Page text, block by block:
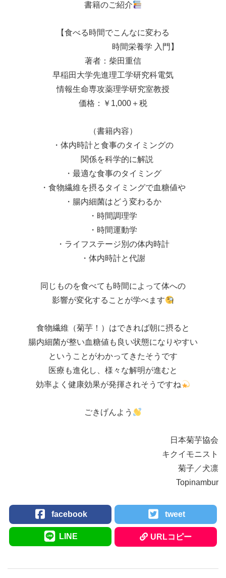
書籍のご紹介
【食べる時間でこんなに変わる
時間栄養学 入門】
著者：柴田重信
早稲田大学先進理工学研究科電気
情報生命専攻薬理学研究室教授
価格：￥1,000＋税
（書籍内容）
・体内時計と食事のタイミングの
関係を科学的に解説
・最適な食事のタイミング
・食物繊維を摂るタイミングで血糖値や
・腸内細菌はどう変わるか
・時間調理学
・時間運動学
・ライフステージ別の体内時計
・体内時計と代謝
同じものを食べても時間によって体への
影響が変化することが学べます
食物繊維（菊芋！）はできれば朝に摂ると
腸内細菌が整い血糖値も良い状態になりやすい
ということがわかってきたそうです
医療も進化し、様々な解明が進むと
効率よく健康効果が発揮されそうですね
ごきげんよう
日本菊芋協会
キクイモニスト
菊子／犬凛
Topinambur
facebook tweet
LINE URLコピー